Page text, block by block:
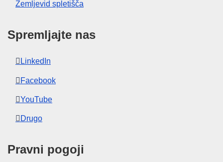
Zemljevid spletišča
Spremljajte nas
LinkedIn
Facebook
YouTube
Drugo
Pravni pogoji